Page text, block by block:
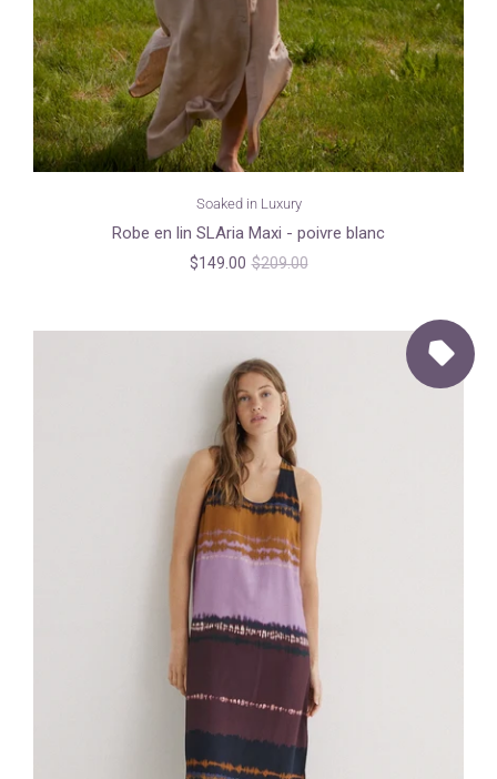
Soaked in Luxury
Robe en lin SLAria Maxi - poivre blanc
$149.00 $209.00